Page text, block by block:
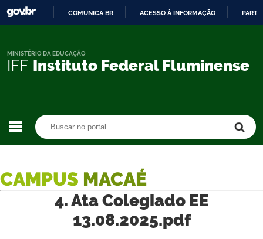
CONTEÚDO
COMUNICA BR ACESSO À INFORMAÇÃO
IFF Instituto Federal Fluminense
MINISTÉRIO DA EDUCAÇÃO
CAMPUS MACAÉ
4. Ata Colegiado EE
13.08.2025.pdf